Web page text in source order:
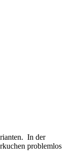
In der
problemlos